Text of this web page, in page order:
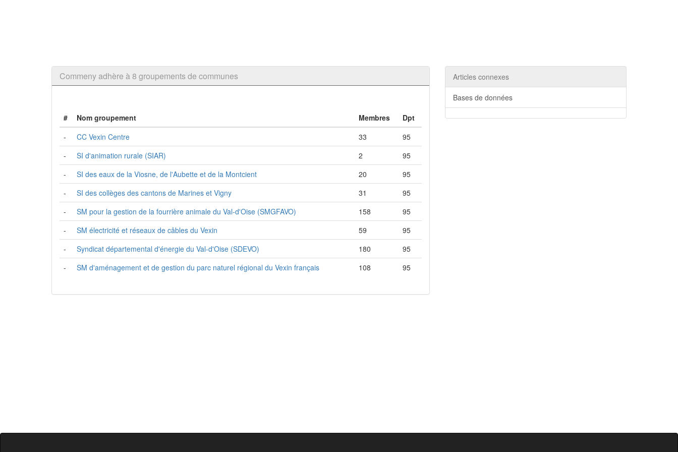
Commeny adhère à 8 groupements de communes
# Nom groupement Membres
Dpt
-
CC Vexin Centre 33
95
-
SI d'animation rurale (SIAR) 2
95
-
SI des eaux de la Viosne, de l'Aubette et de la Montcient 20
95
-
SI des collèges des cantons de Marines et Vigny 31
95
-
SM pour la gestion de la fourrière animale du Val-d'Oise (SMGFAVO) 158
95
-
SM électricité et réseaux de câbles du Vexin 59
95
-
Syndicat départemental d'énergie du Val-d'Oise (SDEVO) 180
95
-
SM d'aménagement et de gestion du parc naturel régional du Vexin français 108 95
Articles connexes
Bases de données